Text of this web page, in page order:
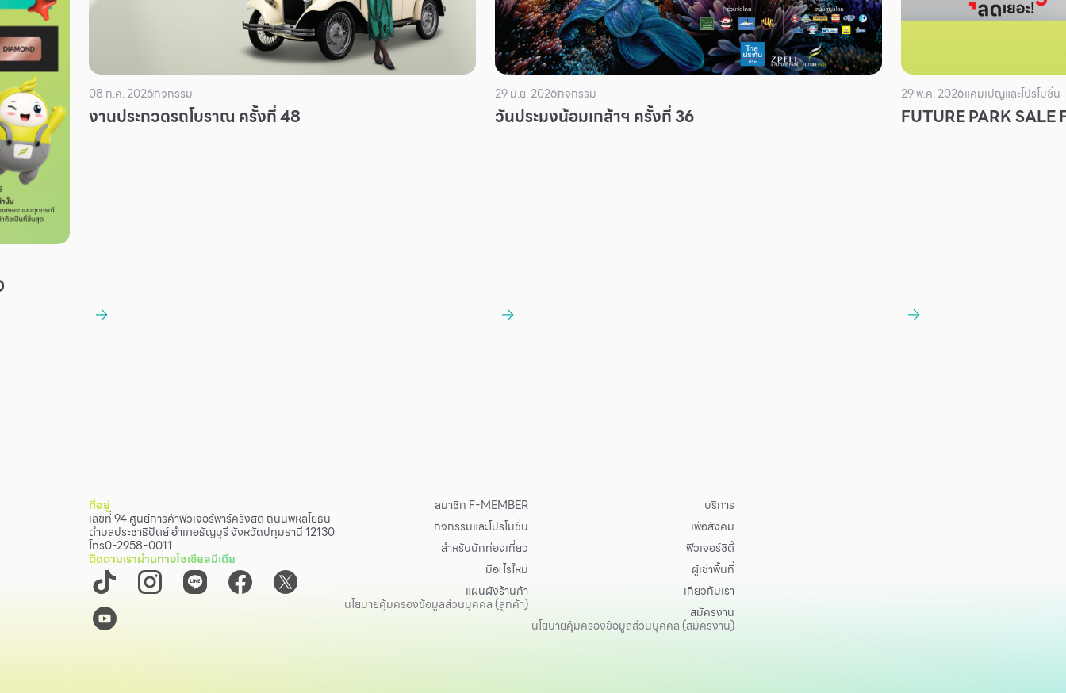
08 ก.ค. 2026กิจกรรม
งานประกวดรถโบราณ ครั้งที่ 48
29 มิ.ย. 2026กิจกรรม
วันประมงน้อมเกล้าฯ ครั้งที่ 36
29 พ.ค. 2026แคมเปญและโปรโมชั่น
FUTURE PARK SALE
ที่อยู่
เลขที่ 94 ศูนย์การค้าฟิวเจอร์พาร์ครังสิต ถนนพหลโยธิน
ตำบลประชาธิปัตย์ อำเภอธัญบุรี จังหวัดปทุมธานี 12130
โทร0-2958-0011
ติดตามเราผ่านทางโซเชียลมีเดีย
สมาชิก F-MEMBER
กิจกรรมและโปรโมชั่น
สำหรับนักท่องเที่ยว
มีอะไรใหม่
แผนผังร้านค้า
นโยบายคุ้มครองข้อมูลส่วนบุคคล (ลูกค้า)
บริการ
เพื่อสังคม
ฟิวเจอร์ซิตี้
ผู้เช่าพื้นที่
เกี่ยวกับเรา
สมัครงาน
นโยบายคุ้มครองข้อมูลส่วนบุคคล (สมัครงาน)